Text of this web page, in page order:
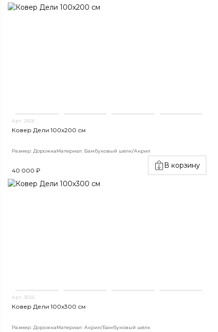
Арт. 2606
Ковер Дели 100х200 см
Размер: ДорожкаМатериал: Бамбуковый шёлк/Акрил
40 000 ₽
В корзину
Арт. 3026
Ковер Дели 100х300 см
Размер: ДорожкаМатериал: Акрил/Бамбуковый шёлк